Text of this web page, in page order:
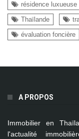
résidence luxueuse
Thaïlande
évaluation foncière
A PROPOS
Immobilier en
l'actualité